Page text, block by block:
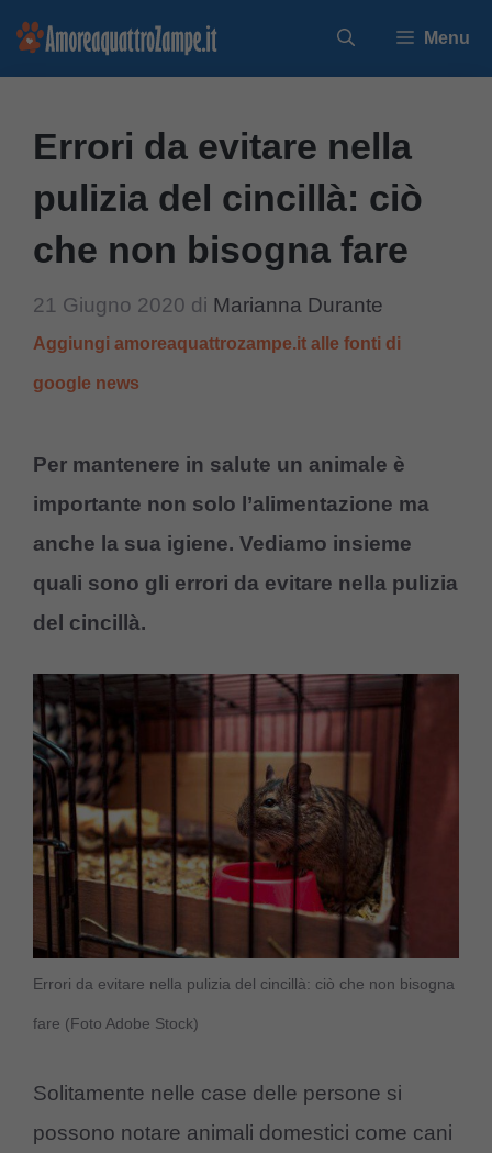
Vai
Menu
Errori da evitare nella
pulizia del cincillà: ciò
che non bisogna fare
21 Giugno 2020 di Marianna Durante
Aggiungi amoreaquattrozampe.it alle fonti di
google news
Per mantenere in salute un animale è
importante non solo l’alimentazione ma
anche la sua igiene. Vediamo insieme
quali sono gli errori da evitare nella pulizia
del cincillà.
Errori da evitare nella pulizia del cincillà: ciò che non bisogna
fare (Foto Adobe Stock)
Solitamente nelle case delle persone si
possono notare animali domestici come cani